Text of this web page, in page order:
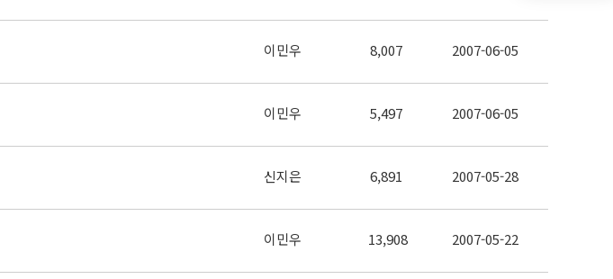
이민우 8,007 2007-06-05
이민우 5,497 2007-06-05
신지은 6,891 2007-05-28
이민우 13,908 2007-05-22